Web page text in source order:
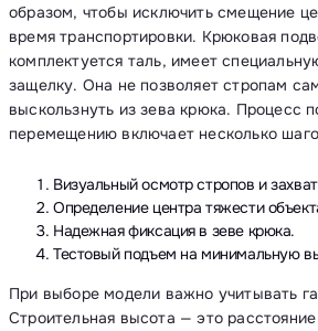
образом, чтобы исключить смещение
время транспортировки. Крюковая
комплектуется таль, имеет
защелку. Она не позволяет стропам
выскользнуть из зева крюка. Процесс
перемещению включает несколько
Визуальный осмотр стропов и
Определение центра тяжести
Надежная фиксация в зеве крюка.
Тестовый подъем на минимальную
При выборе модели важно учитывать
Строительная высота — это